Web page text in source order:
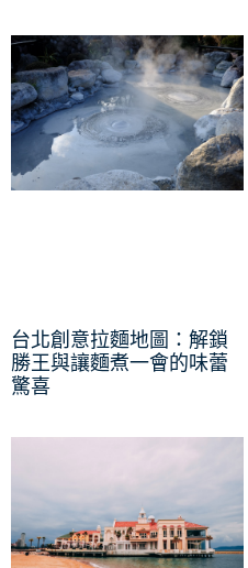
台北創意拉麵地圖：解鎖
勝王與讓麵煮一會的味蕾
驚喜